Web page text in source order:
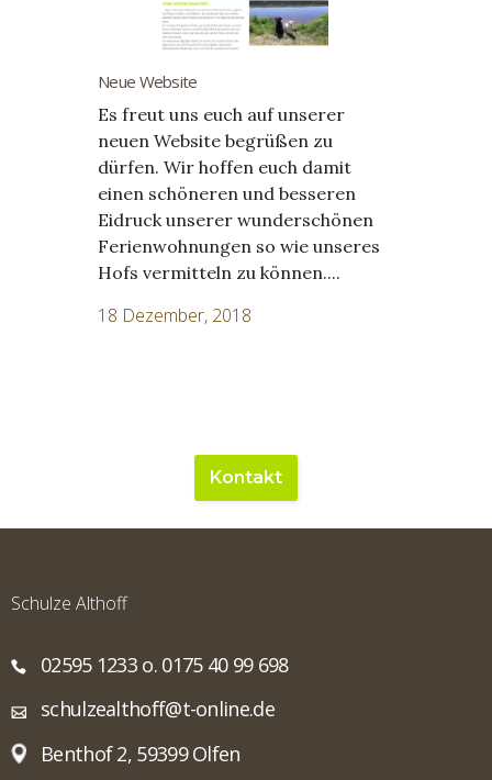
Neue Website
Es freut uns euch auf unserer
neuen Website begrüßen zu
dürfen. Wir hoffen euch damit
einen schöneren und besseren
Eidruck unserer wunderschönen
Ferienwohnungen so wie unseres
Hofs vermitteln zu können....
18 Dezember, 2018
Kontakt
Schulze Althoff
02595 1233 o. 0175 40 99 698
schulzealthoff@t-online.de
Benthof 2, 59399 Olfen